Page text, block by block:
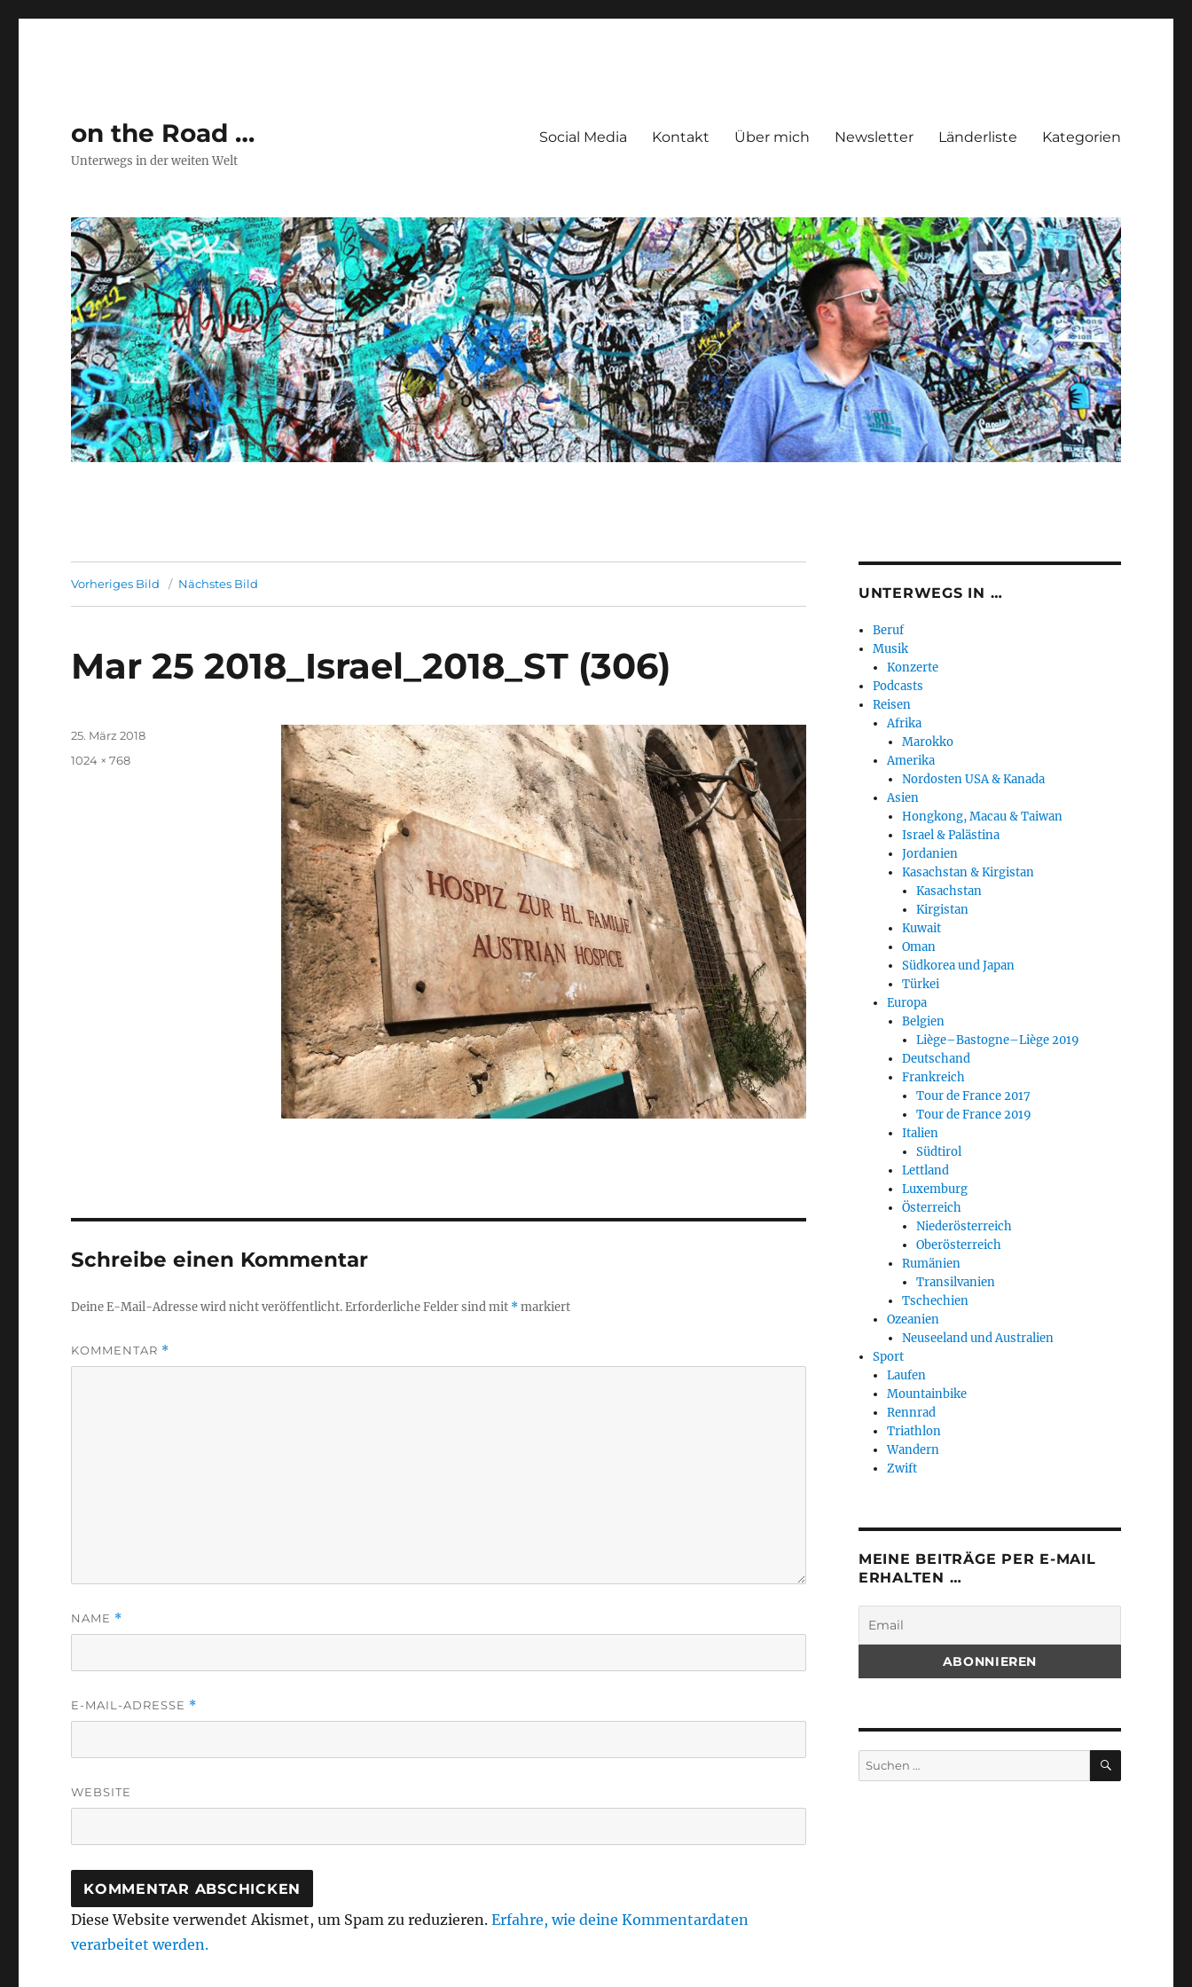
on the Road …
Unterwegs in der weiten Welt
Social Media Kontakt Über mich Newsletter Länderliste Kategorien
Vorheriges Bild Nächstes Bild
Mar 25 2018_Israel_2018_ST (306)
Veröffentlicht
25. März 2018
Originalgröße
1024 × 768
Schreibe einen Kommentar
Deine E-Mail-Adresse wird nicht veröffentlicht.Erforderliche Felder sind mit *markiert
KOMMENTAR *
NAME *
E-MAIL-ADRESSE *
WEBSITE
Diese Website verwendet Akismet, um Spam zu reduzieren.Erfahre, wie deine Kommentardaten
verarbeitet werden.
UNTERWEGS IN …
Beruf
Musik
Konzerte
Podcasts
Reisen
Afrika
Marokko
Amerika
Nordosten USA & Kanada
Asien
Hongkong, Macau & Taiwan
Israel & Palästina
Jordanien
Kasachstan & Kirgistan
Kasachstan
Kirgistan
Kuwait
Oman
Südkorea und Japan
Türkei
Europa
Belgien
Liège–Bastogne–Liège 2019
Deutschand
Frankreich
Tour de France 2017
Tour de France 2019
Italien
Südtirol
Lettland
Luxemburg
Österreich
Niederösterreich
Oberösterreich
Rumänien
Transilvanien
Tschechien
Ozeanien
Neuseeland und Australien
Sport
Laufen
Mountainbike
Rennrad
Triathlon
Wandern
Zwift
MEINE BEITRÄGE PER E-MAIL
ERHALTEN …
Suchen
nach:
SUCHEN